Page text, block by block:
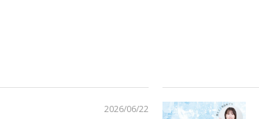
2026/06/22